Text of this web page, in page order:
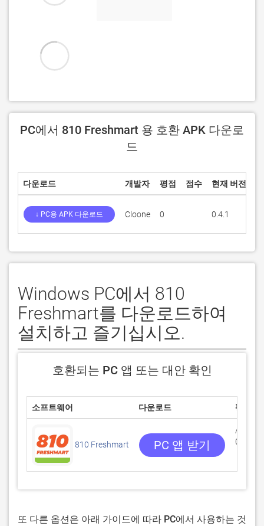
PC에서 810 Freshmart 용 호환 APK 다운로
드
다운로드 개발자 평점 점수 현재 버전
↓ PC용 APK 다운로드 Cloone 0 0.4.1
Windows PC에서 810
Freshmart를 다운로드하여
설치하고 즐기십시오.
호환되는 PC 앱 또는 대안 확인
소프트웨어 다운로드 평점
810 Freshmart PC 앱 받기
/5
0 리뷰
또 다른 옵션은 아래 가이드에 따라 PC에서 사용하는 것